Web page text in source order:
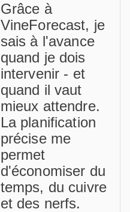
Grâce à
VineForecast, je
sais à l'avance
quand je dois
intervenir - et
quand il vaut
mieux attendre.
La planification
précise me
permet
d'économiser du
temps, du cuivre
et des nerfs.